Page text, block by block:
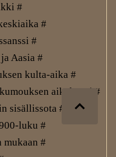
#
#
#
Aasia #
kulta-aika #
aikakausi #
sisällissota #
luku #
mukaan #